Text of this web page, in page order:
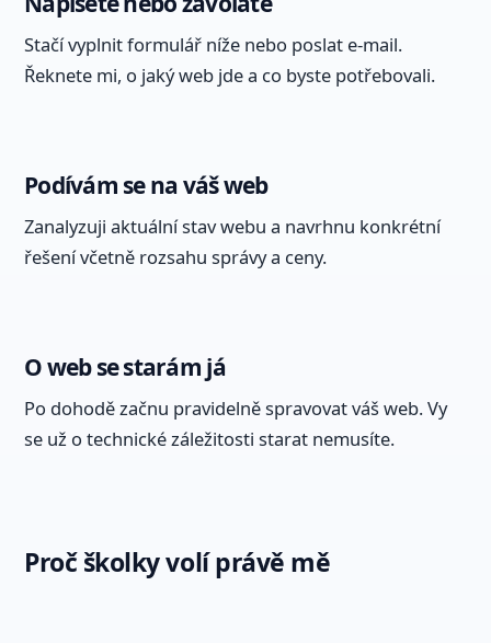
Stačí vyplnit formulář níže nebo poslat e-mail.
Řeknete mi, o jaký web jde a co byste potřebovali.
Podívám se na váš web
Zanalyzuji aktuální stav webu a navrhnu konkrétní
řešení včetně rozsahu správy a ceny.
O web se starám já
Po dohodě začnu pravidelně spravovat váš web. Vy
se už o technické záležitosti starat nemusíte.
Proč školky volí právě mě